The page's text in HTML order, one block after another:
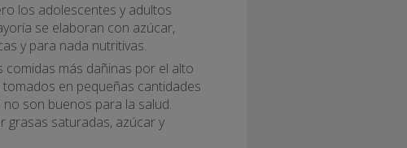
los adolescentes y adultos
se elaboran con azúcar,
y para nada nutritivas.
más dañinas por el alto
tomados en pequeñas cantidades
son buenos para la salud.
grasas saturadas, azúcar y